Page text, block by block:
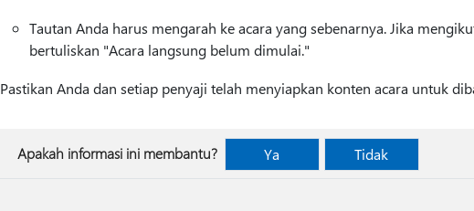
Tautan Anda harus mengarah ke acara yang sebenarnya. Jika
bertuliskan "Acara langsung belum dimulai."
Pastikan Anda dan setiap penyaji telah menyiapkan konten acara untuk
Apakah informasi ini membantu? Ya Tidak